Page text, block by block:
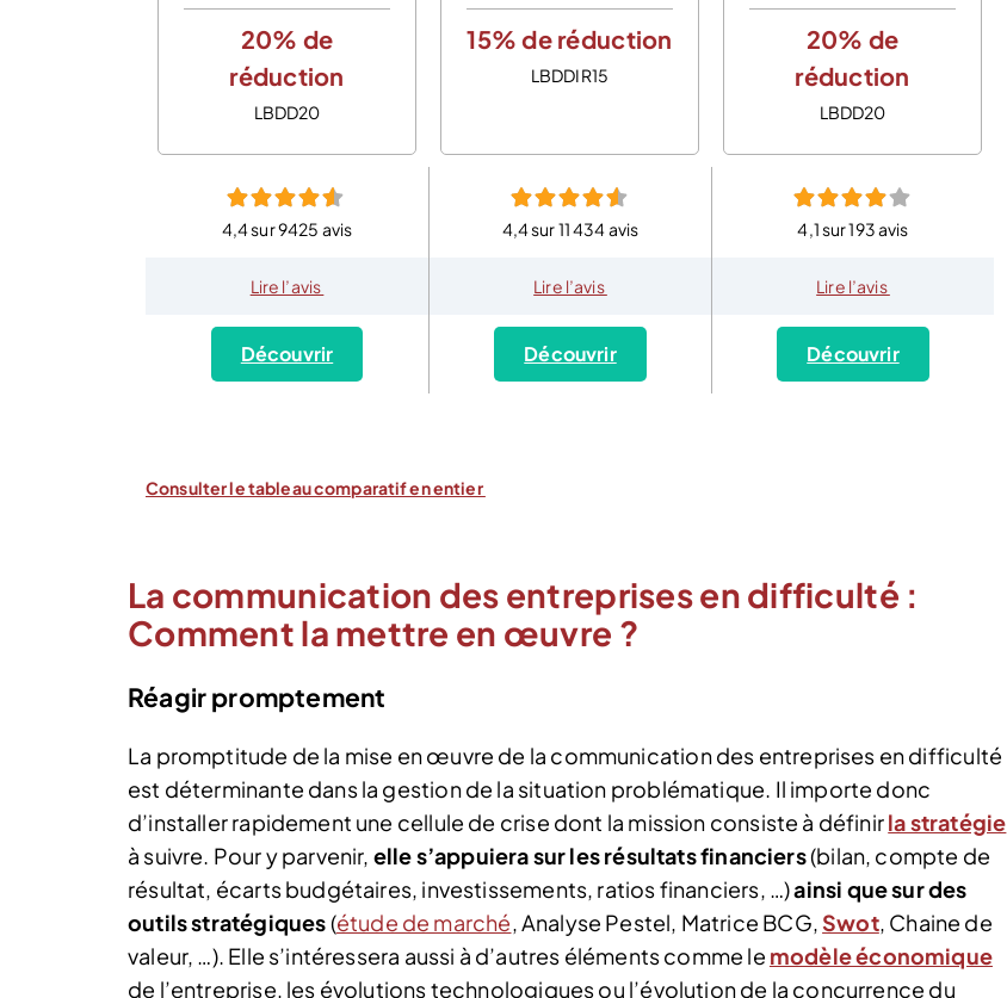
20% de
réduction
LBDD20
4,4 sur 9425 avis
Lire l’avis
Découvrir
15% de réduction
LBDDIR15
4,4 sur 11 434 avis
Lire l’avis
Découvrir
20% de
réduction
LBDD20
4,1 sur 193 avis
Lire l’avis
Découvrir
Consulter le tableau comparatif en entier
La communication des entreprises en difficulté :
Comment la mettre en œuvre ?
Réagir promptement
La promptitude de la mise en œuvre de la communication des entreprises en difficulté
est déterminante dans la gestion de la situation problématique. Il importe donc
d’installer rapidement une cellule de crise dont la mission consiste à définirla stratégie
à suivre. Pour y parvenir, elle s’appuiera sur les résultats financiers(bilan, compte de
résultat, écarts budgétaires, investissements, ratios financiers, …)ainsi que sur des
outils stratégiques(étude de marché, Analyse Pestel, Matrice BCG,Swot, Chaine de
valeur, …). Elle s’intéressera aussi à d’autres éléments comme le modèle économique
de l’entreprise, les évolutions technologiques ou l’évolution de la concurrence du